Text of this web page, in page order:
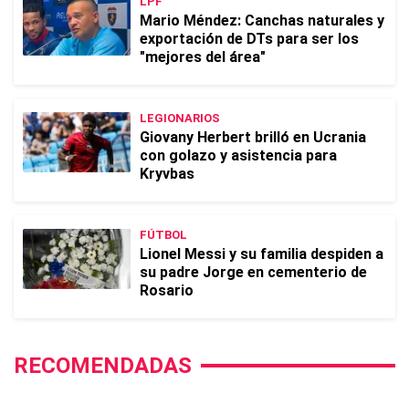
Mario Méndez: Canchas naturales y
exportación de DTs para ser los
"mejores del área"
LEGIONARIOS
Giovany Herbert brilló en Ucrania
con golazo y asistencia para
Kryvbas
FÚTBOL
Lionel Messi y su familia despiden a
su padre Jorge en cementerio de
Rosario
RECOMENDADAS